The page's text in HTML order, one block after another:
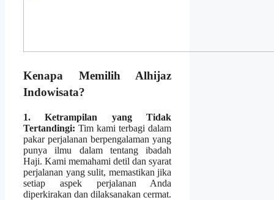
Kenapa Memilih Alhijaz
Indowisata?
1. Ketrampilan yang Tidak
Tertandingi: Tim kami terbagi dalam
pakar perjalanan berpengalaman yang
punya ilmu dalam tentang ibadah
Haji. Kami memahami detil dan syarat
perjalanan yang sulit, memastikan jika
setiap aspek perjalanan Anda
diperkirakan dan dilaksanakan cermat.